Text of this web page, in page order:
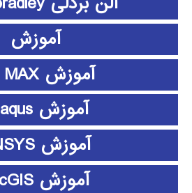
آموزش
آموزش 3D MAX
آموزش abaqus
آموزش ANSYS
آموزش ArcGIS